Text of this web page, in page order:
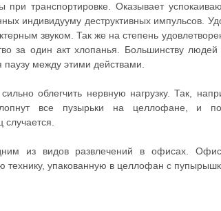
при транспортировке. Оказывает
индивидууму деструктивных импульсов.
звуком. Так же на степень
за один акт хлопанья. Большинству людей
между этими действами.
облегчить нервную нагрузку. Так,
все пузырьки на целлофане, и
случается.
из видов развлечений в офисах.
технику, упакованную в целлофан с